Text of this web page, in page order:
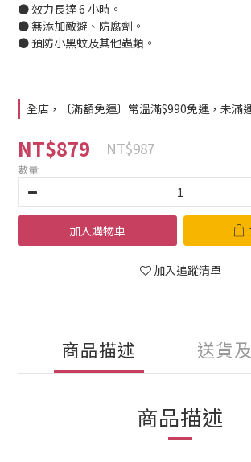
● 效力長達 6 小時。
● 無添加敵避、防腐劑。
● 預防小黑蚊及其他蟲類。
全店，〔滿額免運〕常溫滿$990免運，未滿
NT$879 NT$987
數量
加入購物車
加入追蹤清單
商品描述 送貨
商品描述